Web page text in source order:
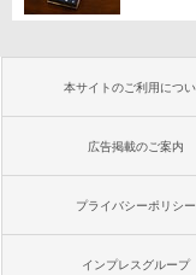
本サイトのご利用につ
広告掲載のご案内
プライバシーポリシー
インプレスグループ